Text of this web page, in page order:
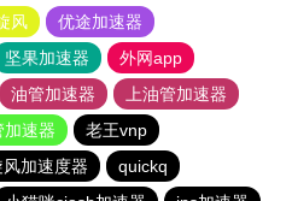
风
优途加速器
坚果加速器
外网app
油管加速器
上油管加速器
加速器
老王vnp
风加速度器
quickq